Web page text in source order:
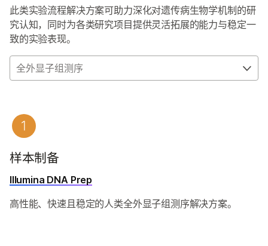
此类实验流程解决方案可助力深化对遗传病生物学机制的研
究认知，同时为各类研究项目提供灵活拓展的能力与稳定一
致的实验表现。
全外显子组测序
样本制备
Illumina DNA Prep
高性能、快速且稳定的人类全外显子组测序解决方案。